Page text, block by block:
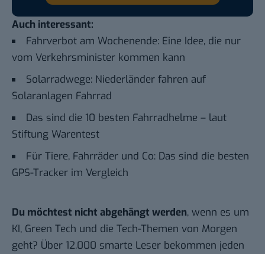
Auch interessant:
Fahrverbot am Wochenende: Eine Idee, die nur
vom Verkehrsminister kommen kann
Solarradwege: Niederländer fahren auf
Solaranlagen Fahrrad
Das sind die 10 besten Fahrradhelme – laut
Stiftung Warentest
Für Tiere, Fahrräder und Co: Das sind die besten
GPS-Tracker im Vergleich
Du möchtest nicht abgehängt werden, wenn es um
KI, Green Tech und die Tech-Themen von Morgen
geht? Über 12.000 smarte Leser bekommen jeden